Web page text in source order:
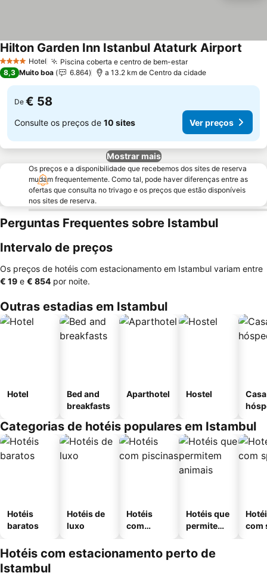
4 EstrelasHotel Piscina coberta e centro de bem-estarVer preços
Hilton Garden Inn Istanbul Ataturk Airport
8,3 Muito boa 6.864 a 13.2 km de Centro da cidade
De € 58
Consulte os preços de 10 sites Ver preços
Mostrar mais
Os preços e a disponibilidade que recebemos dos sites de reserva
mudam frequentemente. Como tal, pode haver diferenças entre as
ofertas que consulta no trivago e os preços que estão disponíveis
nos sites de reserva.
Perguntas Frequentes sobre Istambul
Intervalo de preços
Os preços de hotéis com estacionamento em Istambul variam entre
‎€ 19 e ‎€ 854 por noite.
Outras estadias em Istambul
Hotel
Bed and
breakfasts
Aparthotel Hostel
Categorias de hotéis populares em Istambul
Hotéis
baratos
Hotéis de
luxo
Hotéis
com
Hotéis que
permitem
com
Hotéis com estacionamento perto de
Istambul